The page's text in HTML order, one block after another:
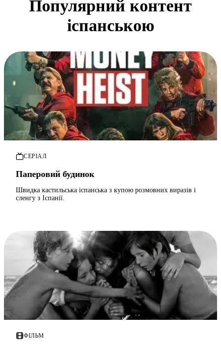
Популярний контент
іспанською
СЕРІАЛ
Паперовий будинок
Швидка кастильська іспанська з купою розмовних виразів і
сленгу з Іспанії.
ФІЛЬМ